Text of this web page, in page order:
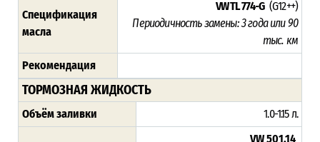
Спецификация
масла
VW TL 774-G(G12++)
Периодичность замены: 3 года или 90
тыс. км
Рекомендация
ТОРМОЗНАЯ ЖИДКОСТЬ
Объём заливки 1.0-1.15 л.
VW 501.14